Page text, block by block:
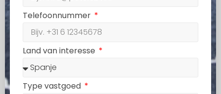
Telefoonnummer
Land van interesse
Type vastgoed